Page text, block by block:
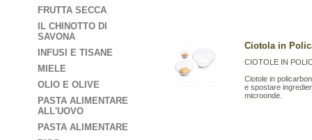
FRUTTA SECCA
IL CHINOTTO DI
SAVONA
INFUSI E TISANE
MIELE
OLIO E OLIVE
PASTA ALIMENTARE
ALL'UOVO
PASTA ALIMENTARE
Ciotola in
CIOTOLE IN
Ciotole in
e spostare
microonde.